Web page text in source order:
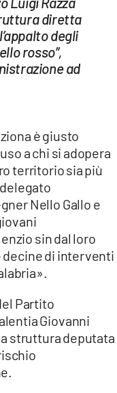
diretta
degli
rosso”,
ad
è giusto
a chi si adopera
territorio sia più
Nello Gallo e
sin dal loro
di interventi
Partito
Giovanni
struttura deputata